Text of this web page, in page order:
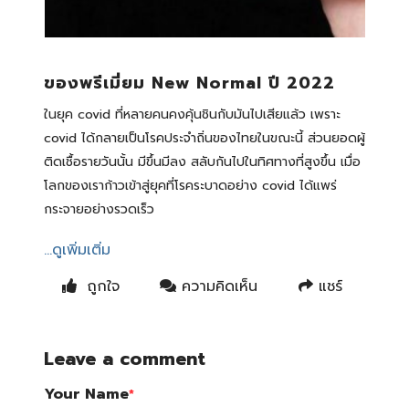
ของพรีเมี่ยม New Normal ปี 2022
ในยุค covid ที่หลายคนคงคุ้นชินกับมันไปเสียแล้ว เพราะ
covid ได้กลายเป็นโรคประจำถิ่นของไทยในขณะนี้ ส่วนยอดผู้
ติดเชื้อรายวันนั้น มีขึ้นมีลง สลับกันไปในทิศทางที่สูงขึ้น เมื่อ
โลกของเราก้าวเข้าสู่ยุคที่โรคระบาดอย่าง covid ได้แพร่
กระจายอย่างรวดเร็ว
...ดูเพิ่มเติ่ม
ถูกใจ
ความคิดเห็น แชร์
Leave a comment
Your Name*